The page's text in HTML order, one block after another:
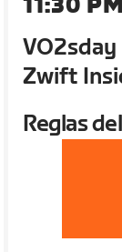
11:30
Zwift
Reglas